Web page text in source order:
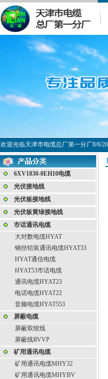
欢迎光临天津市电缆总厂第一分厂8/6/
6XV1830-0EH10电缆
光伏接地线
光伏板接地线
光伏板黄绿接地线
市话通讯电缆
大对数电缆HYAT
钢丝铠装通讯电缆HYAT33
HYAT通信电缆
HYAT53市话电缆
通讯电缆HYAT23
电话电缆HYAT22
音频电缆HYAT553
屏蔽电缆
屏蔽双绞线
屏蔽线RVVP
矿用通讯电缆
矿用通讯电缆MHY32
矿用通讯电缆MHYBV